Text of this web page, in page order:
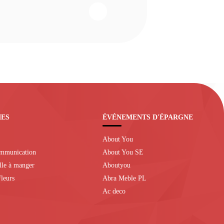
à manger
ÉVÉNEMENTS D'ÉPARGNE
About You
About You SE
Aboutyou
Abra Meble PL
Ac deco